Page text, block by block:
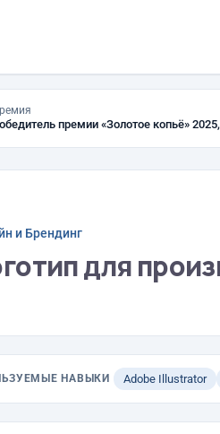
Победитель
и Брендинг
для
НАВЫКИ Adobe Illustrator